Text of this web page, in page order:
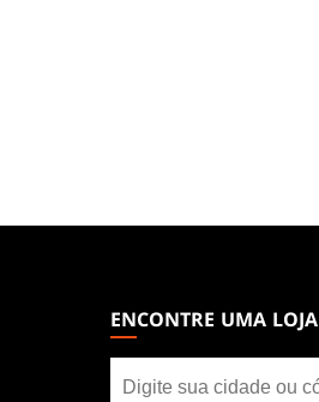
GATHERINGENCONTRE UMA LOJA
uma